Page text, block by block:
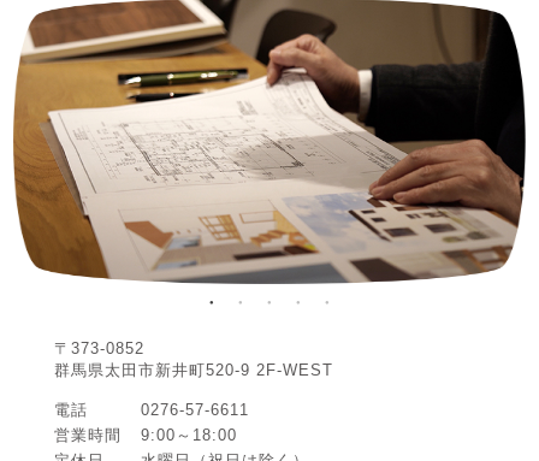
〒373-0852
群馬県太田市新井町520-9 2F-WEST
電話
0276-57-6611
営業時間
9:00～18:00